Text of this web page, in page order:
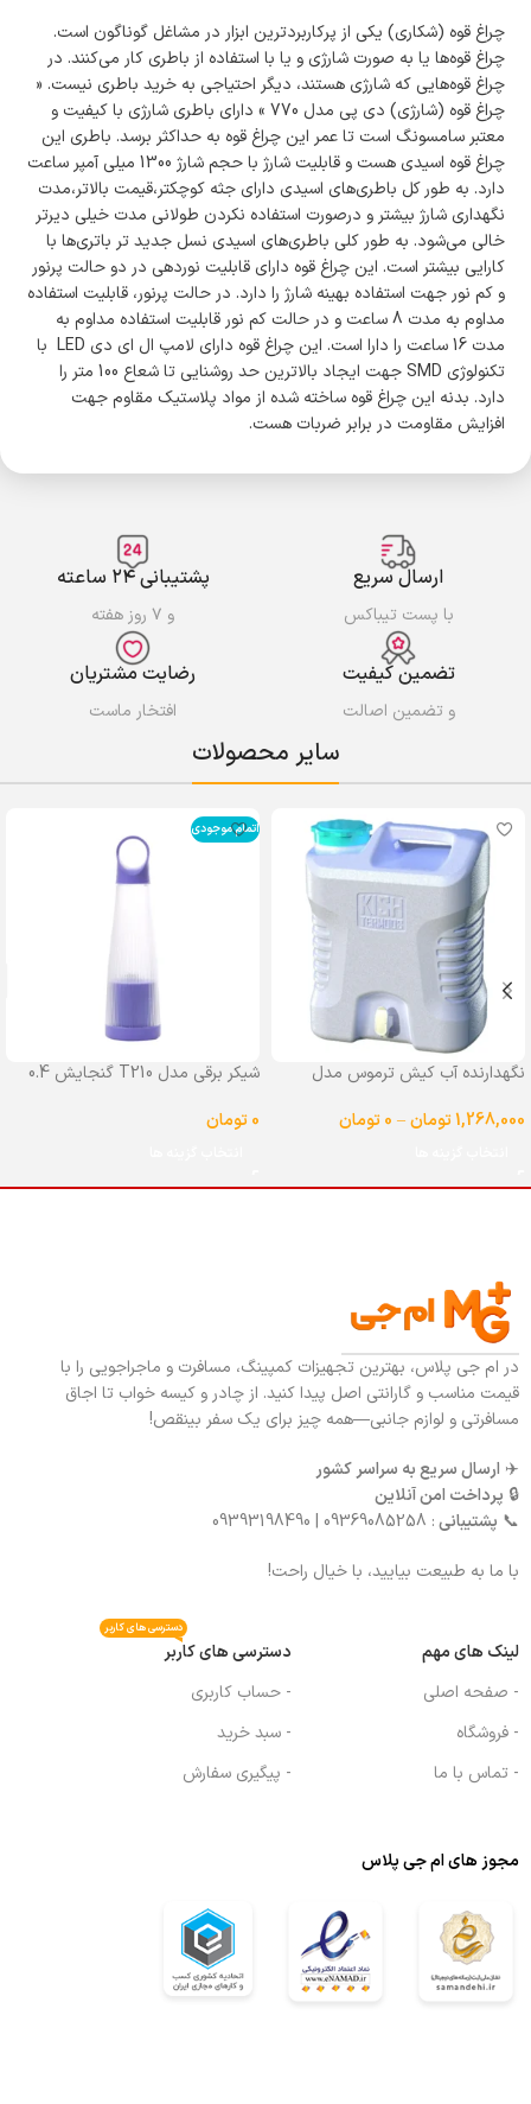
چراغ قوه (شکاری) یکی از پرکاربردترین ابزار در مشاغل گوناگون است.
چراغ قوه‌ها یا به صورت شارژی و یا با استفاده از باطری کار می‌کنند. در
چراغ قوه‌هایی که شارژی هستند، دیگر احتیاجی به خرید باطری نیست. «
چراغ قوه (شارژی) دی پی مدل 770 » دارای باطری شارژی با کیفیت و
معتبر سامسونگ است تا عمر این چراغ قوه به حداکثر برسد. باطری این
چراغ قوه اسیدی هست و قابلیت شارژ با حجم شارژ 1300 میلی آمپر ساعت
دارد. به طور کل باطری‌های اسیدی دارای جثه کوچکتر،قیمت بالاتر،مدت
نگهداری شارژ بیشتر و درصورت استفاده نکردن طولانی مدت خیلی دیرتر
خالی می‌شود. به طور کلی باطری‌های اسیدی نسل جدید تر باتری‌ها با
کارایی بیشتر است. این چراغ قوه دارای قابلیت نوردهی در دو حالت پرنور
و کم نور جهت استفاده بهینه شارژ را دارد. در حالت پرنور، قابلیت استفاده
مداوم به مدت 8 ساعت و در حالت کم نور قابلیت استفاده مداوم به
مدت 16 ساعت را دارا است. این چراغ قوه دارای لامپ ال ای دی LED با
تکنولوژی SMD جهت ایجاد بالاترین حد روشنایی تا شعاع 100 متر را
دارد. بدنه این چراغ قوه ساخته شده از مواد پلاستیک مقاوم جهت
افزایش مقاومت در برابر ضربات هست.
ارسال سریع
با پست تیباکس
پشتیبانی ۲۴ ساعته
و ۷ روز هفته
تضمین کیفیت
و تضمین اصالت
رضایت مشتریان
افتخار ماست
سایر محصولات
نگهدارنده آب کیش ترموس مدل
1,268,000تومان–
0تومان
اتمام موجودی
شیکر برقی مدل T210 گنجایش 0.4
0تومان
در ام جی پلاس، بهترین تجهیزات کمپینگ، مسافرت و ماجراجویی را با
قیمت مناسب و گارانتی اصل پیدا کنید. از چادر و کیسه خواب تا اجاق
مسافرتی و لوازم جانبی—همه چیز برای یک سفر بینقص!
✈️ ارسال سریع به سراسر کشور
🔒 پرداخت امن آنلاین
📞 پشتیبانی: 09369085258 | 09393198490
با ما به طبیعت بیایید، با خیال راحت!
لینک های مهم
- صفحه اصلی
- فروشگاه
- تماس با ما
دسترسی های کاربر
دسترسی های کاربر
- حساب کاربری
- سبد خرید
- پیگیری سفارش
مجوز های ام جی پلاس